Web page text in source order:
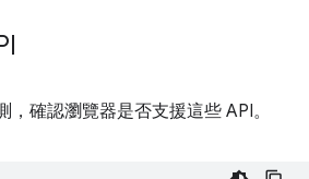
確認瀏覽器是否支援這些 API。